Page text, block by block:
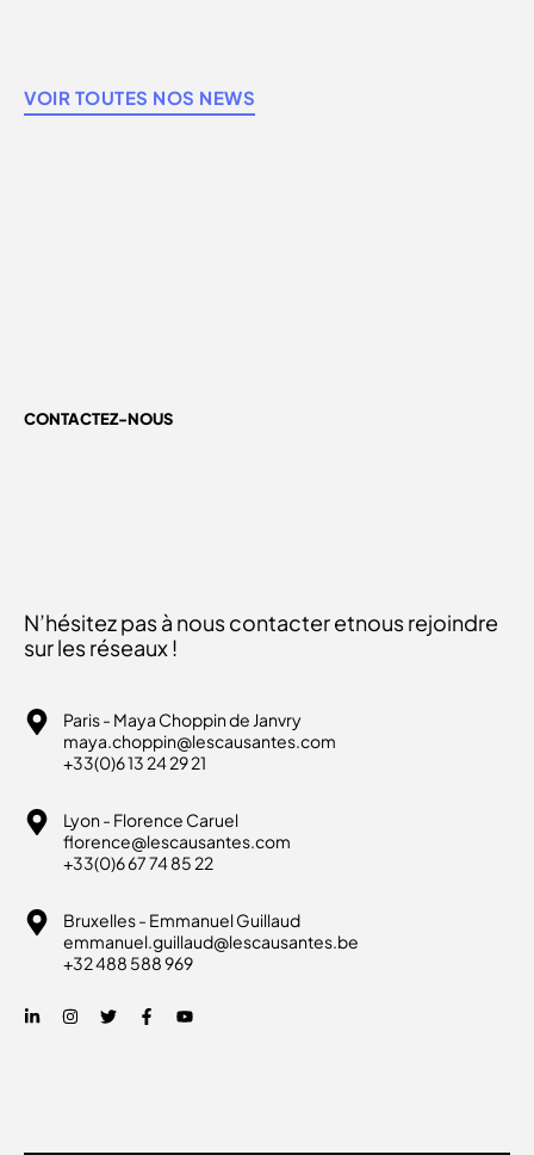
VOIR TOUTES NOS NEWS
CONTACTEZ-NOUS
N’hésitez pas à nous contacter etnous rejoindre
sur les réseaux !
Paris - Maya Choppin de Janvry
maya.choppin@lescausantes.com
+33(0)6 13 24 29 21
Lyon - Florence Caruel
florence@lescausantes.com
+33(0)6 67 74 85 22
Bruxelles - Emmanuel Guillaud
emmanuel.guillaud@lescausantes.be
+32 488 588 969